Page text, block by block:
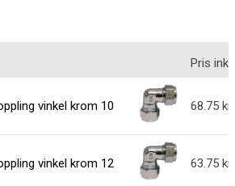
Pris
vinkel krom 10 68.75
vinkel krom 12 63.75